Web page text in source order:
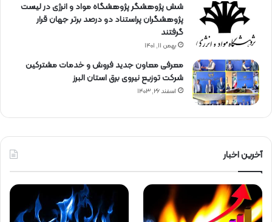
شش پژوهشگر پژوهشگاه مواد و انرژی در لیست
پژوهشگران پراستناد دو درصد برتر جهان قرار
گرفتند
بهمن ۱۱, ۱۴۰۱
معرفی معاون جدید فروش و خدمات مشتركین
شركت توزیع نیروی برق استان البرز
اسفند ۲۶, ۱۴۰۳
آخرین اخبار